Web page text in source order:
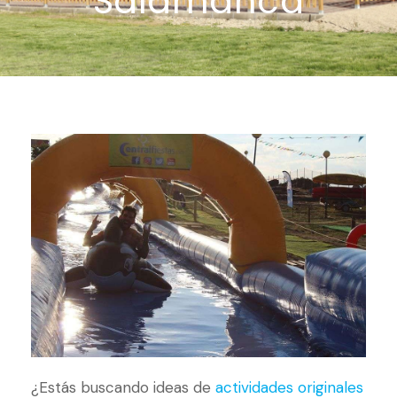
¿Estás buscando ideas de actividades originales